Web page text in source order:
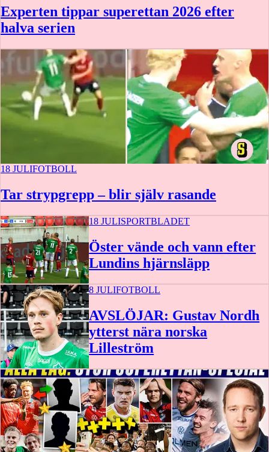
Experten tippar superettan 2026 efter
halva serien
18 JULIFOTBOLL
Tar strypgrepp – blir själv rasande
2:24
18 JULISPORTBLADET
Öster vände och vann efter
Lundins hjärnsläpp
8 JULIFOTBOLL
AVSLÖJAR: Gustav Nordh
ytterst nära norska
Lilleström